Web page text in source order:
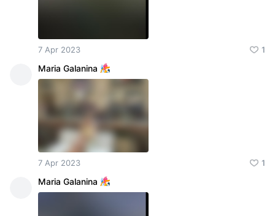
7 Apr 2023 1
Maria Galanina
7 Apr 2023 1
Maria Galanina